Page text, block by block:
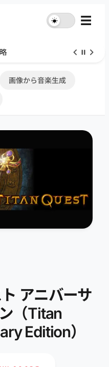
☀︎ ☰
画像から音楽生成
アニバーサ
（Titan
Edition）